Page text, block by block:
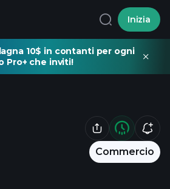
Inizia
10$ in contanti per ogni
Pro+ che inviti!
Commercio